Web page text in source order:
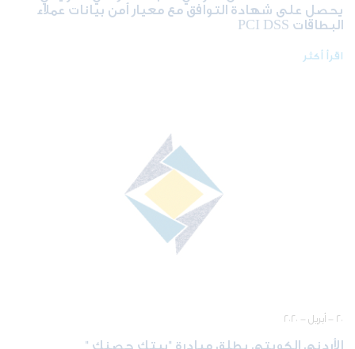
يحصل على شهادة التوافق مع معيار أمن بيانات عملاء
البطاقات PCI DSS
اقرأ أكثر
٢٠ - أبريل - ٢٠٢٠
الأردني الكويتي يطلق مبادرة "بيتك حصنك "